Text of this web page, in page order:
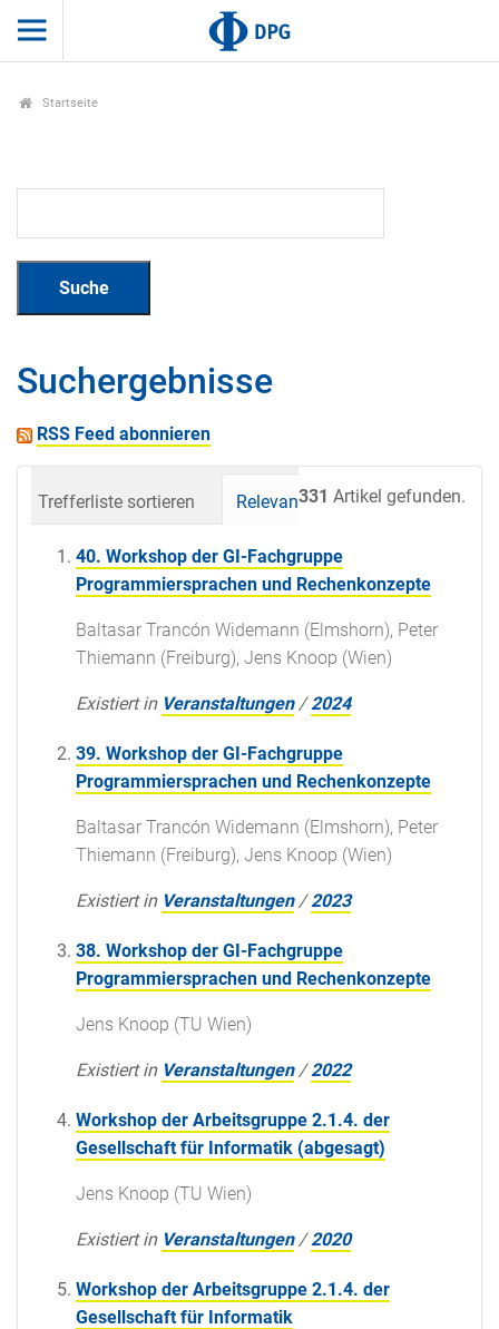
Startseite
Suchergebnisse
RSS Feed abonnieren
331 Artikel gefunden.
Trefferliste sortieren Relevanz Datum
40. Workshop der GI-Fachgruppe
Programmiersprachen und Rechenkonzepte
Baltasar Trancón Widemann (Elmshorn), Peter
Thiemann (Freiburg), Jens Knoop (Wien)
Existiert in Veranstaltungen /2024
39. Workshop der GI-Fachgruppe
Programmiersprachen und Rechenkonzepte
Baltasar Trancón Widemann (Elmshorn), Peter
Thiemann (Freiburg), Jens Knoop (Wien)
Existiert in Veranstaltungen /2023
38. Workshop der GI-Fachgruppe
Programmiersprachen und Rechenkonzepte
Jens Knoop (TU Wien)
Existiert in Veranstaltungen /2022
Workshop der Arbeitsgruppe 2.1.4. der
Gesellschaft für Informatik (abgesagt)
Jens Knoop (TU Wien)
Existiert in Veranstaltungen /2020
Workshop der Arbeitsgruppe 2.1.4. der
Gesellschaft für Informatik